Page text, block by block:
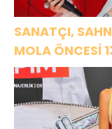
SANATÇI,
MOLA ÖNCESİ
HARBİYE’DE